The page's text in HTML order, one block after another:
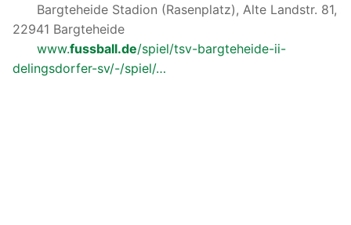
Bargteheide Stadion (Rasenplatz), Alte Landstr. 81,
22941 Bargteheide
www.fussball.de/spiel/tsv-bargteheide-ii-
delingsdorfer-sv/-/spiel/…